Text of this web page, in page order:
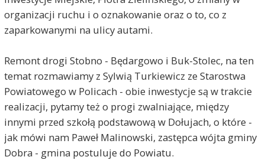
organizacji ruchu i o oznakowanie oraz o to, co z
zaparkowanymi na ulicy autami.
Remont drogi Stobno - Będargowo i Buk-Stolec, na ten
temat rozmawiamy z Sylwią Turkiewicz ze Starostwa
Powiatowego w Policach - obie inwestycje są w trakcie
realizacji, pytamy też o progi zwalniające, między
innymi przed szkołą podstawową w Dołujach, o które -
jak mówi nam Paweł Malinowski, zastępca wójta gminy
Dobra - gmina postuluje do Powiatu.